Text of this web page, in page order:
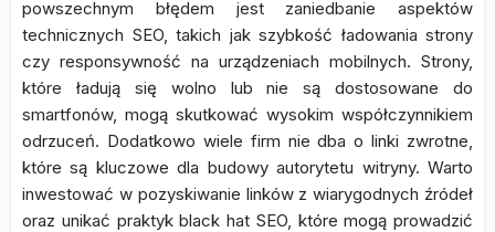
powszechnym błędem jest zaniedbanie aspektów
technicznych SEO, takich jak szybkość ładowania strony
czy responsywność na urządzeniach mobilnych. Strony,
które ładują się wolno lub nie są dostosowane do
smartfonów, mogą skutkować wysokim współczynnikiem
odrzuceń. Dodatkowo wiele firm nie dba o linki zwrotne,
które są kluczowe dla budowy autorytetu witryny. Warto
inwestować w pozyskiwanie linków z wiarygodnych źródeł
oraz unikać praktyk black hat SEO, które mogą prowadzić